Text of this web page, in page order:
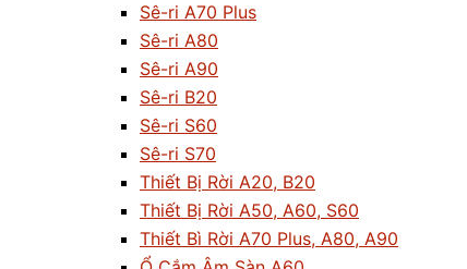
Sê-ri A70 Plus
Sê-ri A80
Sê-ri A90
Sê-ri B20
Sê-ri S60
Sê-ri S70
Thiết Bị Rời A20, B20
Thiết Bị Rời A50, A60, S60
Thiết Bì Rời A70 Plus, A80, A90